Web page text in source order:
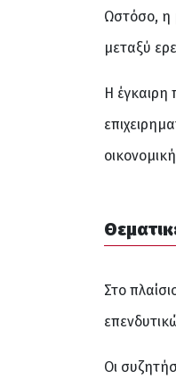
Ωστόσο, η
μεταξύ
Η
Στο
Οι